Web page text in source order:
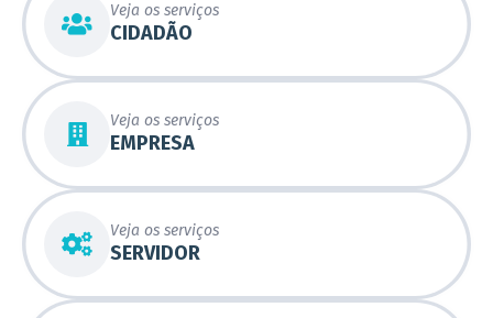
CIDADÃO
Veja os serviços
EMPRESA
Veja os serviços
SERVIDOR
Veja os serviços